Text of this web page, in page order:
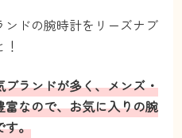
ドの腕時計をリーズナブ
ランドが多く、メンズ・
なので、お気に入りの腕
す。